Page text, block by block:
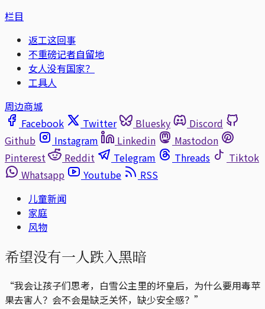
栏目
返工这回事
不重磅记者自留地
女人没有国家？
工具人
周边商城
Facebook
Twitter Bluesky
Discord
Github
Instagram Linkedin
Mastodon
Pinterest
Reddit Telegram Threads
Tiktok
Whatsapp
Youtube
RSS
儿童新闻
家庭
风物
希望没有一人跌入黑暗
“我会让孩子们思考，白雪公主里的坏皇后，为什么要用毒苹
果去害人？会不会是缺乏关怀，缺少安全感？”